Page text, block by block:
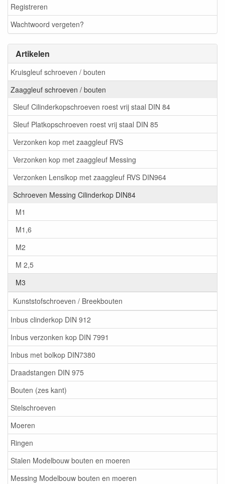
Registreren
Wachtwoord vergeten?
Artikelen
Kruisgleuf schroeven / bouten
Zaaggleuf schroeven / bouten
Sleuf Cilinderkopschroeven roest vrij staal DIN 84
Sleuf Platkopschroeven roest vrij staal DIN 85
Verzonken kop met zaaggleuf RVS
Verzonken kop met zaaggleuf Messing
Verzonken Lenslkop met zaaggleuf RVS DIN964
Schroeven Messing Cilinderkop DIN84
M1
M1,6
M2
M 2,5
M3
Kunststofschroeven / Breekbouten
Inbus clinderkop DIN 912
Inbus verzonken kop DIN 7991
Inbus met bolkop DIN7380
Draadstangen DIN 975
Bouten (zes kant)
Stelschroeven
Moeren
Ringen
Stalen Modelbouw bouten en moeren
Messing Modelbouw bouten en moeren